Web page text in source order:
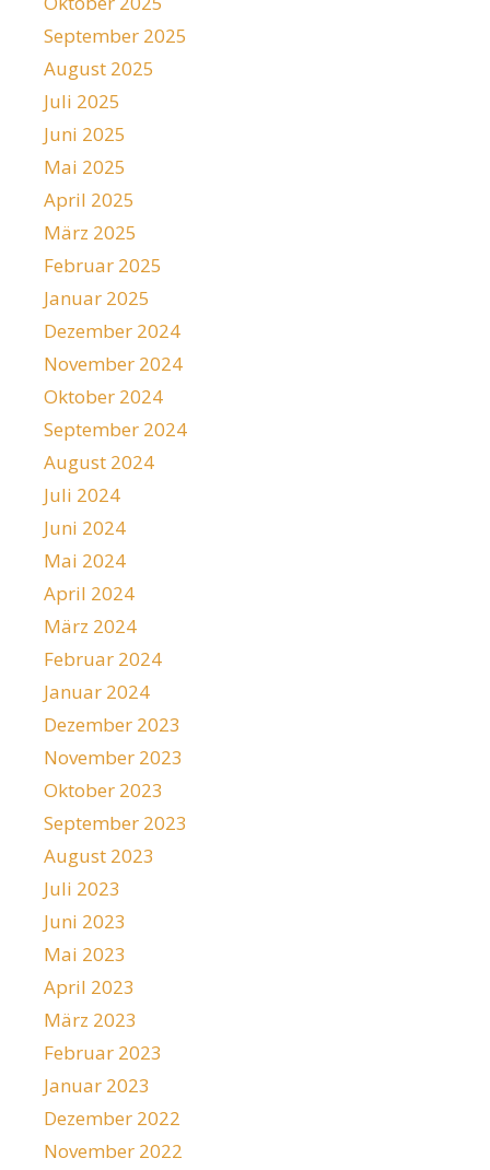
September 2025
August 2025
Juli 2025
Juni 2025
Mai 2025
April 2025
März 2025
Februar 2025
Januar 2025
Dezember 2024
November 2024
Oktober 2024
September 2024
August 2024
Juli 2024
Juni 2024
Mai 2024
April 2024
März 2024
Februar 2024
Januar 2024
Dezember 2023
November 2023
Oktober 2023
September 2023
August 2023
Juli 2023
Juni 2023
Mai 2023
April 2023
März 2023
Februar 2023
Januar 2023
Dezember 2022
November 2022